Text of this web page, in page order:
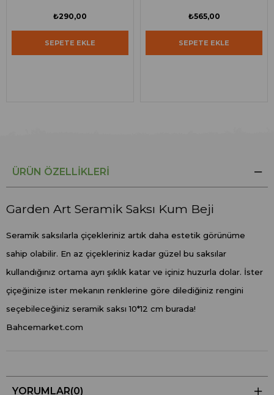
₺290,00
SEPETE EKLE
₺565,00
SEPETE EKLE
ÜRÜN ÖZELLIKLERI
Garden Art Seramik Saksı Kum Beji
Seramik saksılarla çiçekleriniz artık daha estetik görünüme
sahip olabilir. En az çiçekleriniz kadar güzel bu saksılar
kullandığınız ortama ayrı şıklık katar ve içiniz huzurla dolar. İster
çiçeğinize ister mekanın renklerine göre dilediğiniz rengini
seçebileceğiniz seramik saksı 10*12 cm burada!
Bahcemarket.com
YORUMLAR(0)